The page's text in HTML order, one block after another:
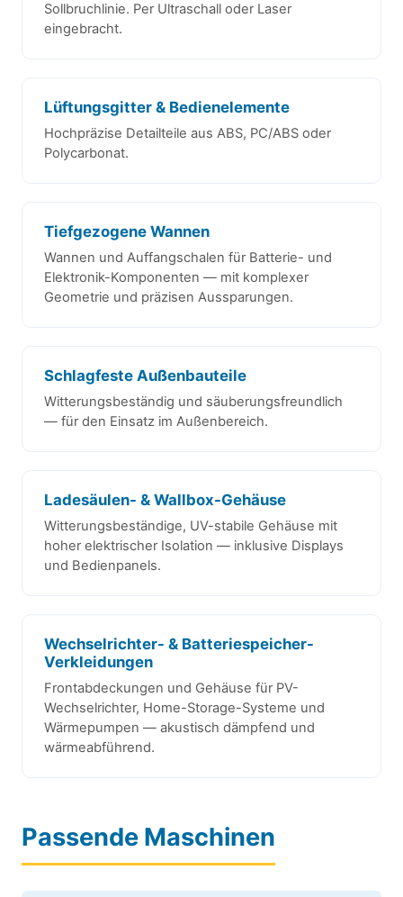
Sollbruchlinie. Per Ultraschall oder Laser
eingebracht.
Lüftungsgitter & Bedienelemente
Hochpräzise Detailteile aus ABS, PC/ABS oder
Polycarbonat.
Tiefgezogene Wannen
Wannen und Auffangschalen für Batterie- und
Elektronik-Komponenten — mit komplexer
Geometrie und präzisen Aussparungen.
Schlagfeste Außenbauteile
Witterungsbeständig und säuberungsfreundlich
— für den Einsatz im Außenbereich.
Ladesäulen- & Wallbox-Gehäuse
Witterungsbeständige, UV-stabile Gehäuse mit
hoher elektrischer Isolation — inklusive Displays
und Bedienpanels.
Wechselrichter- & Batteriespeicher-
Verkleidungen
Frontabdeckungen und Gehäuse für PV-
Wechselrichter, Home-Storage-Systeme und
Wärmepumpen — akustisch dämpfend und
wärmeabführend.
Passende Maschinen